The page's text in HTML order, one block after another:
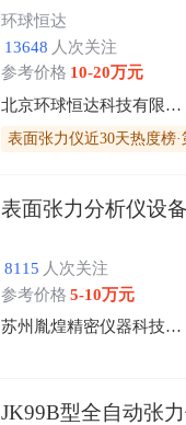
环球恒达
13648 人次关注
参考价格 10-20万元
北京环球恒达科技有限公司
表面张力仪近30天热度榜·
表面张力分析仪设备
8115 人次关注
参考价格 5-10万元
苏州胤煌精密仪器科技有限公司-伞棚灯、不溶性微粒
JK99B型全自动张